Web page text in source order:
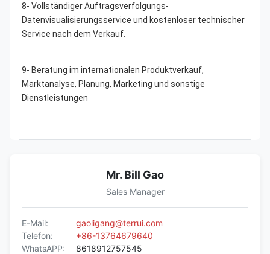
8- Vollständiger Auftragsverfolgungs-
Datenvisualisierungsservice und kostenloser technischer
Service nach dem Verkauf.
9- Beratung im internationalen Produktverkauf,
Marktanalyse, Planung, Marketing und sonstige
Dienstleistungen
Mr. Bill Gao
Sales Manager
E-Mail:
gaoligang@terrui.com
Telefon:
+86-13764679640
WhatsAPP:
8618912757545